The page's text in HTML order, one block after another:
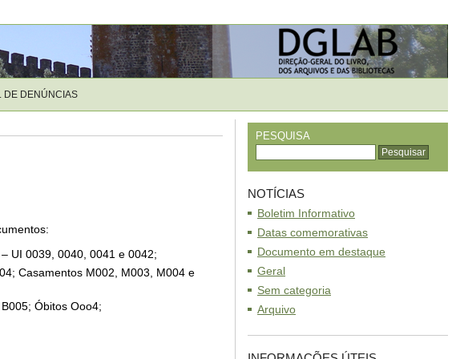
DE DENÚNCIAS
UI 0039, 0040, 0041 e 0042;
Casamentos M002, M003, M004 e
Óbitos Ooo4;
PESQUISA
NOTÍCIAS
Boletim Informativo
Datas comemorativas
Documento em destaque
Geral
Sem categoria
Arquivo